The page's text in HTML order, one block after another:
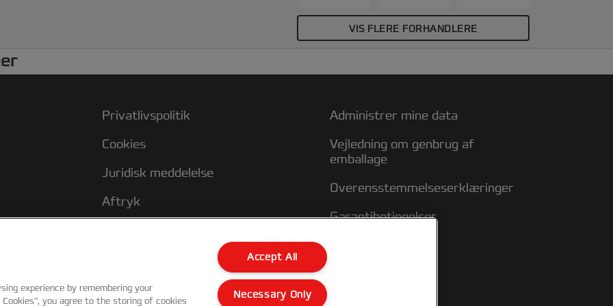
du kan være sikker på, at dit arbejde ikke
bare ser godt ud, men det er også
beskyttet. 3:1 system (34 huller) No 9 wire
Indbinder op til 125 sider. A4 format.
VIS FLERE FORHANDLERE
Privatlivspolitik
Cookies
Juridisk meddelelse
Aftryk
Administrer mine data
Vejledning om genbrug af
emballage
Overensstemmelseserklæringer
Garantibetingelser
experience by remembering your
you agree to the storing of cookies
Accept All
Necessary Only